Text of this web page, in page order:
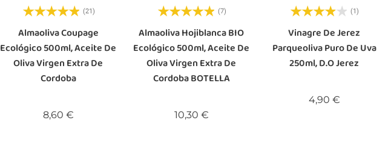
(21)
Almaoliva Coupage
Ecológico 500ml, Aceite De
Oliva Virgen Extra De
Cordoba
8,60 €Precio
(7)
Almaoliva Hojiblanca BIO
Ecológico 500ml, Aceite De
Oliva Virgen Extra De
Cordoba BOTELLA
10,30 €Precio
(1)
Vinagre De Jerez
Parqueoliva Puro De Uva
250ml, D.O Jerez
4,90 €Precio